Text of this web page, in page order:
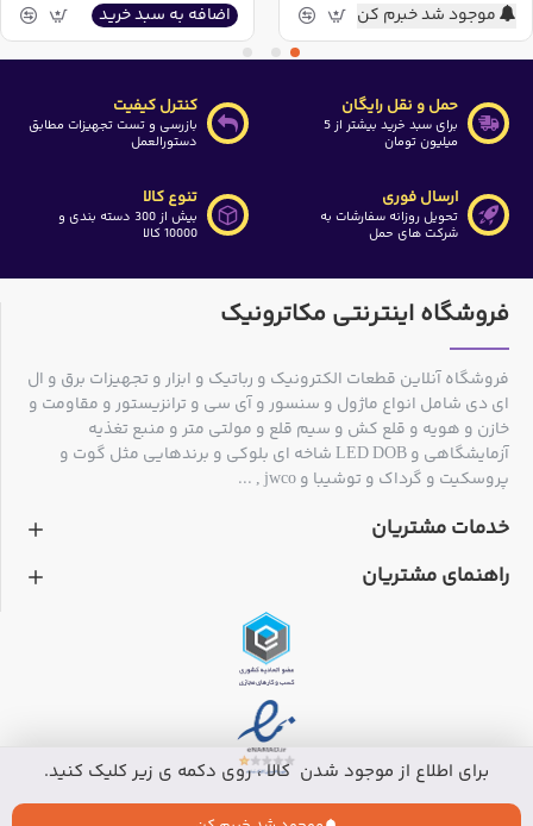
برای اطلاع از موجود شدن کالا ، روی دکمه ی زیر کلیک کنید.
موجود شد خبرم کن اضافه به سبد خرید
حمل و نقل رایگان
برای سبد خرید بیشتر از 5
میلیون تومان
کنترل کیفیت
بازرسی و تست تجهیزات مطابق
دستورالعمل
ارسال فوری
تحویل روزانه سفارشات به
شرکت های حمل
تنوع کالا
بیش از 300 دسته بندی و
10000 کالا
فروشگاه اینترنتی مکاترونیک
فروشگاه آنلاین قطعات الکترونیک و رباتیک و ابزار و تجهیزات برق و ال
ای دی شامل انواع ماژول و سنسور و آی سی و ترانزیستور و مقاومت و
خازن و هویه و قلع کش و سیم قلع و مولتی متر و منبع تغذیه
آزمایشگاهی و LED DOB شاخه ای بلوکی و برندهایی مثل گوت و
پروسکیت و گرداک و توشیبا و jwco , ...
خدمات مشتریان
راهنمای مشتریان